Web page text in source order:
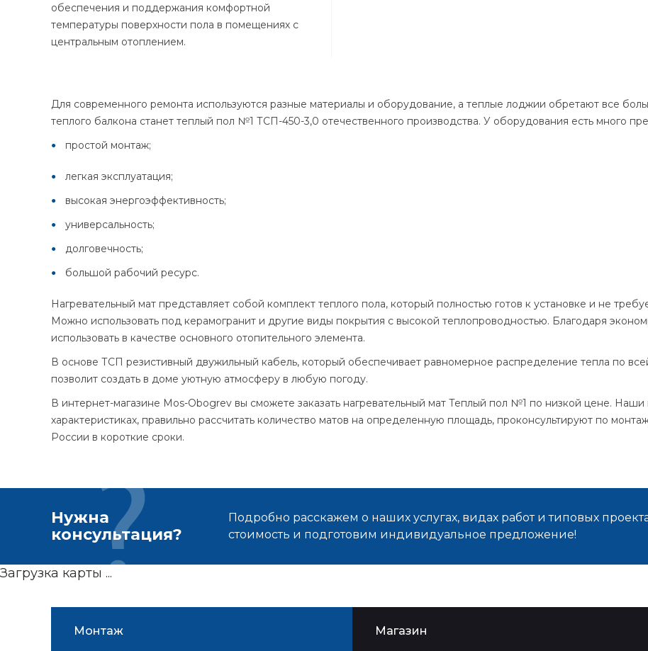
обеспечения и поддержания комфортной
температуры поверхности пола в помещениях с
центральным отоплением.
Для современного ремонта используются разные материалы и оборудование, а теплые лоджии обретают все
теплого балкона станет теплый пол №1 ТСП-450-3,0 отечественного производства. У оборудования есть много
простой монтаж;
легкая эксплуатация;
высокая энергоэффективность;
универсальность;
долговечность;
большой рабочий ресурс.
Нагревательный мат представляет собой комплект теплого пола, который полностью готов к установке и не
Можно использовать под керамогранит и другие виды покрытия с высокой теплопроводностью. Благодаря
использовать в качестве основного отопительного элемента.
В основе ТСП резистивный двужильный кабель, который обеспечивает равномерное распределение тепла по
позволит создать в доме уютную атмосферу в любую погоду.
В интернет-магазине Mos-Obogrev вы сможете заказать нагревательный мат Теплый пол №1 по низкой цене.
характеристиках, правильно рассчитать количество матов на определенную площадь, проконсультируют по
России в короткие сроки.
Нужна
консультация?
Подробно расскажем о наших услугах, видах работ и типовых
стоимость и подготовим индивидуальное предложение!
Монтаж Магазин
Загрузка карты ...